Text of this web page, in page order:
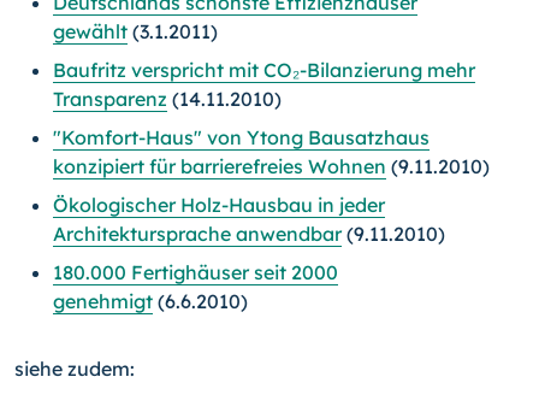
gewählt (3.1.2011)
Baufritz verspricht mit CO₂-Bilanzierung mehr
Transparenz (14.11.2010)
"Komfort-Haus" von Ytong Bausatzhaus
konzipiert für barrierefreies Wohnen (9.11.2010)
Ökologischer Holz-Hausbau in jeder
Architektursprache anwendbar(9.11.2010)
180.000 Fertighäuser seit 2000
genehmigt (6.6.2010)
siehe zudem: